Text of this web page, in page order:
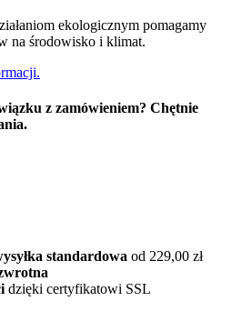
ekologicznym pomagamy
na środowisko i klimat.
z zamówieniem? Chętnie
standardowa od 229,00 zł
dzięki certyfikatowi SSL